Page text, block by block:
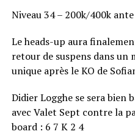
Niveau 34 – 200k/400k
Le heads-up aura
retour de suspens dans un
unique après le KO de
Didier Logghe se sera bien
avec Valet Sept contre la
board : 6 7 K 2 4